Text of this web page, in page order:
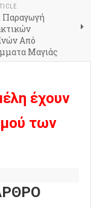
Παραγωγή
Από
Μαγιάς
έχουν
των